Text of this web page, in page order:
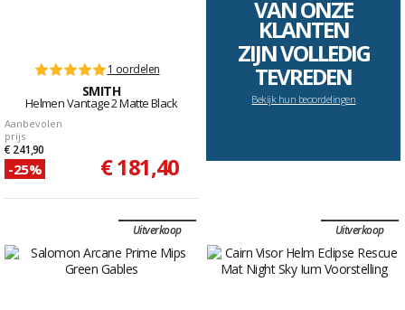
1 oordelen
SMITH
Helmen Vantage 2 Matte Black
Aanbevolen
prijs
€ 241,90
-25% € 181,40
VAN ONZE
KLANTEN
ZIJN VOLLEDIG
TEVREDEN
Bekijk hun beoordelingen
Uitverkoop Uitverkoop